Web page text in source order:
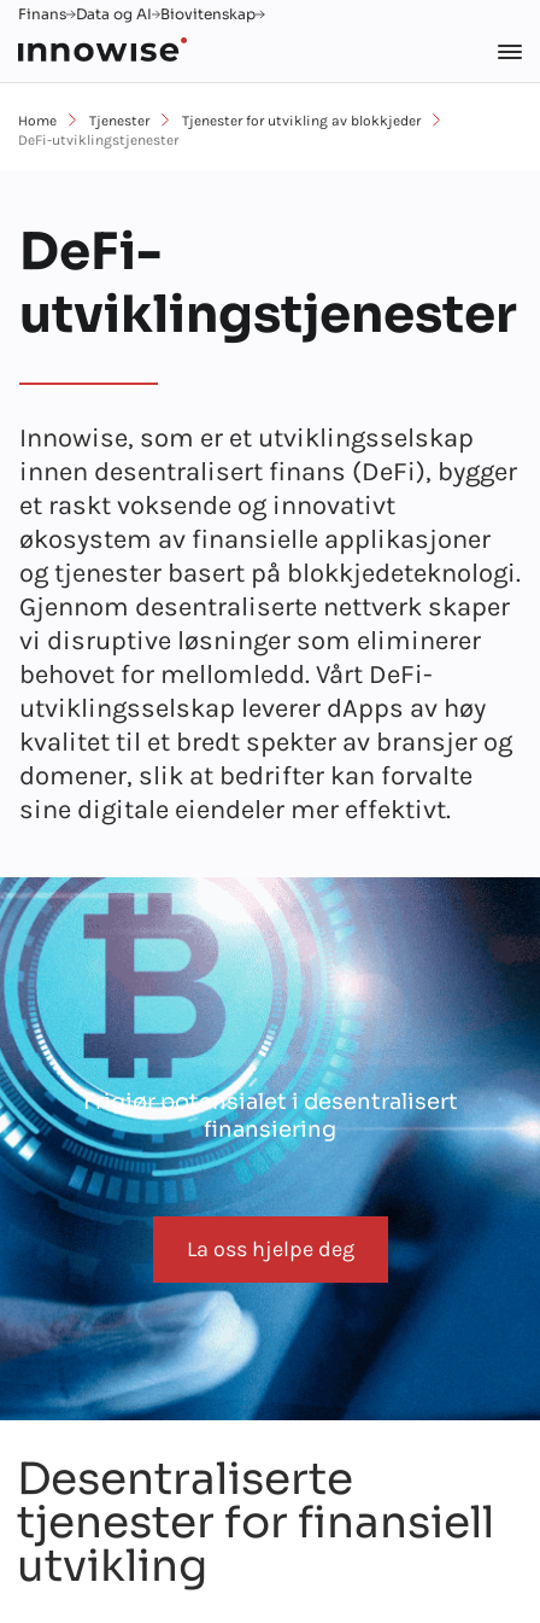
Finans Data og AI Biovitenskap
Home Tjenester
Tjenester for utvikling av blokkjeder
DeFi-utviklingstjenester
DeFi-
utviklingstjenester
Innowise, som er et utviklingsselskap
innen desentralisert finans (DeFi), bygger
et raskt voksende og innovativt
økosystem av finansielle applikasjoner
og tjenester basert på blokkjedeteknologi.
Gjennom desentraliserte nettverk skaper
vi disruptive løsninger som eliminerer
behovet for mellomledd. Vårt DeFi-
utviklingsselskap leverer dApps av høy
kvalitet til et bredt spekter av bransjer og
domener, slik at bedrifter kan forvalte
sine digitale eiendeler mer effektivt.
Frigjør potensialet i desentralisert
finansiering
La oss hjelpe deg
Desentraliserte
tjenester for finansiell
utvikling